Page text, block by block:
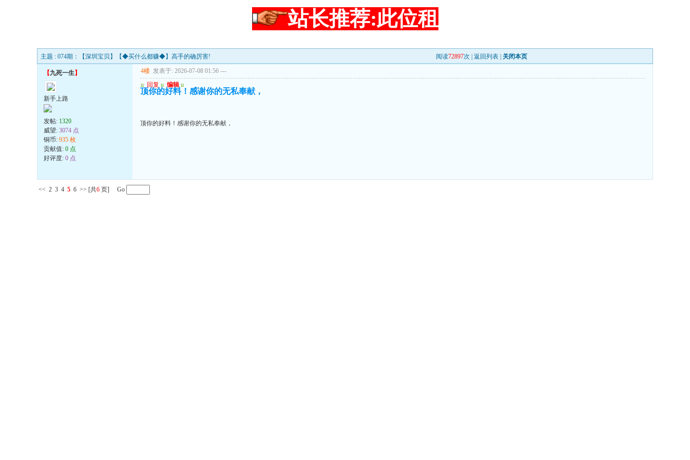
站长推荐:此位租
主题 : 074期：【深圳宝贝】【◆买什么都赚◆】高手的确厉害! 阅读72897次 | 返回列表 关闭本页
【九死一生】
新手上路
发帖: 1320
威望: 3074 点
铜币: 935 枚
贡献值: 0 点
好评度: 0 点
4楼 发表于: 2026-07-08 01:56 ---
u 回复 u 编辑 u
顶你的好料！感谢你的无私奉献，
顶你的好料！感谢你的无私奉献，
<< 2 3 4 5 6 >> [共6 页] Go